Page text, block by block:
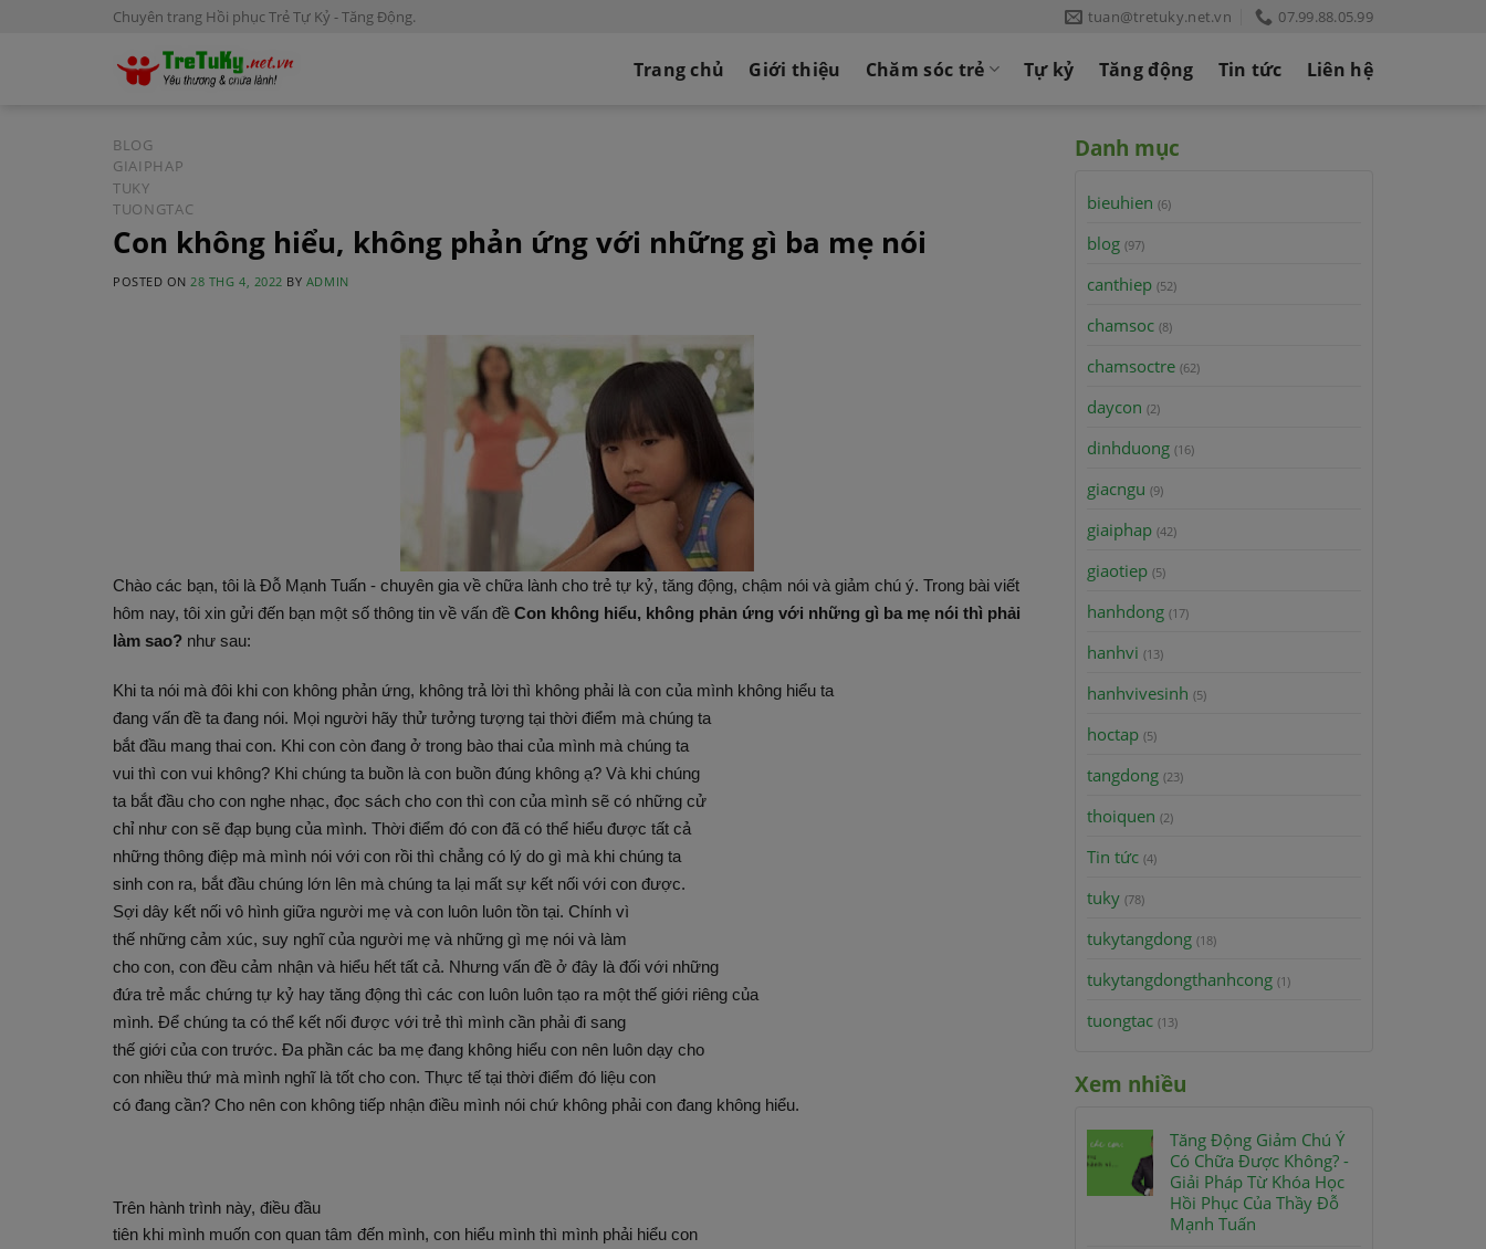
Chuyên trang Hồi phục Trẻ Tự Kỷ - Tăng Động. tuan@tretuky.net.vn 07.99.88.05.99
Trang chủ Giới thiệu Chăm sóc trẻ Tự kỷ Tăng động Tin tức Liên hệ
BLOG
GIAIPHAP
TUKY
TUONGTAC
Con không hiểu, không phản ứng với những gì ba mẹ nói
POSTED ON 28 THG 4, 2022 BY ADMIN
Chào các bạn, tôi là Đỗ Mạnh Tuấn - chuyên gia về chữa lành cho trẻ tự kỷ, tăng động, chậm nói và giảm chú ý. Trong bài viết
hôm nay, tôi xin gửi đến bạn một số thông tin về vấn đề Con không hiểu, không phản ứng với những gì ba mẹ nói thì phải
làm sao? như sau:
Khi ta nói mà đôi khi con không phản ứng, không trả lời thì không phải là con của mình không hiểu ta
đang vấn đề ta đang nói. Mọi người hãy thử tưởng tượng tại thời điểm mà chúng ta
bắt đầu mang thai con. Khi con còn đang ở trong bào thai của mình mà chúng ta
vui thì con vui không? Khi chúng ta buồn là con buồn đúng không ạ? Và khi chúng
ta bắt đầu cho con nghe nhạc, đọc sách cho con thì con của mình sẽ có những cử
chỉ như con sẽ đạp bụng của mình. Thời điểm đó con đã có thể hiểu được tất cả
những thông điệp mà mình nói với con rồi thì chẳng có lý do gì mà khi chúng ta
sinh con ra, bắt đầu chúng lớn lên mà chúng ta lại mất sự kết nối với con được.
Sợi dây kết nối vô hình giữa người mẹ và con luôn luôn tồn tại. Chính vì
thế những cảm xúc, suy nghĩ của người mẹ và những gì mẹ nói và làm
cho con, con đều cảm nhận và hiểu hết tất cả. Nhưng vấn đề ở đây là đối với những
đứa trẻ mắc chứng tự kỷ hay tăng động thì các con luôn luôn tạo ra một thế giới riêng của
mình. Để chúng ta có thể kết nối được với trẻ thì mình cần phải đi sang
thế giới của con trước. Đa phần các ba mẹ đang không hiểu con nên luôn dạy cho
con nhiều thứ mà mình nghĩ là tốt cho con. Thực tế tại thời điểm đó liệu con
có đang cần? Cho nên con không tiếp nhận điều mình nói chứ không phải con đang không hiểu.
Trên hành trình này, điều đầu
tiên khi mình muốn con quan tâm đến mình, con hiểu mình thì mình phải hiểu con
Danh mục
bieuhien (6)
blog (97)
canthiep (52)
chamsoc (8)
chamsoctre (62)
daycon (2)
dinhduong (16)
giacngu (9)
giaiphap (42)
giaotiep (5)
hanhdong (17)
hanhvi (13)
hanhvivesinh (5)
hoctap (5)
tangdong (23)
thoiquen (2)
Tin tức (4)
tuky (78)
tukytangdong (18)
tukytangdongthanhcong (1)
tuongtac (13)
Xem nhiều
Tăng Động Giảm Chú Ý
Có Chữa Được Không? -
Giải Pháp Từ Khóa Học
Hồi Phục Của Thầy Đỗ
Mạnh Tuấn